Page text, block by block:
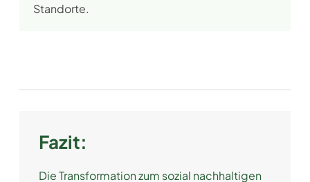
Standorte.
Fazit:
Die Transformation zum sozial nachhaltigen